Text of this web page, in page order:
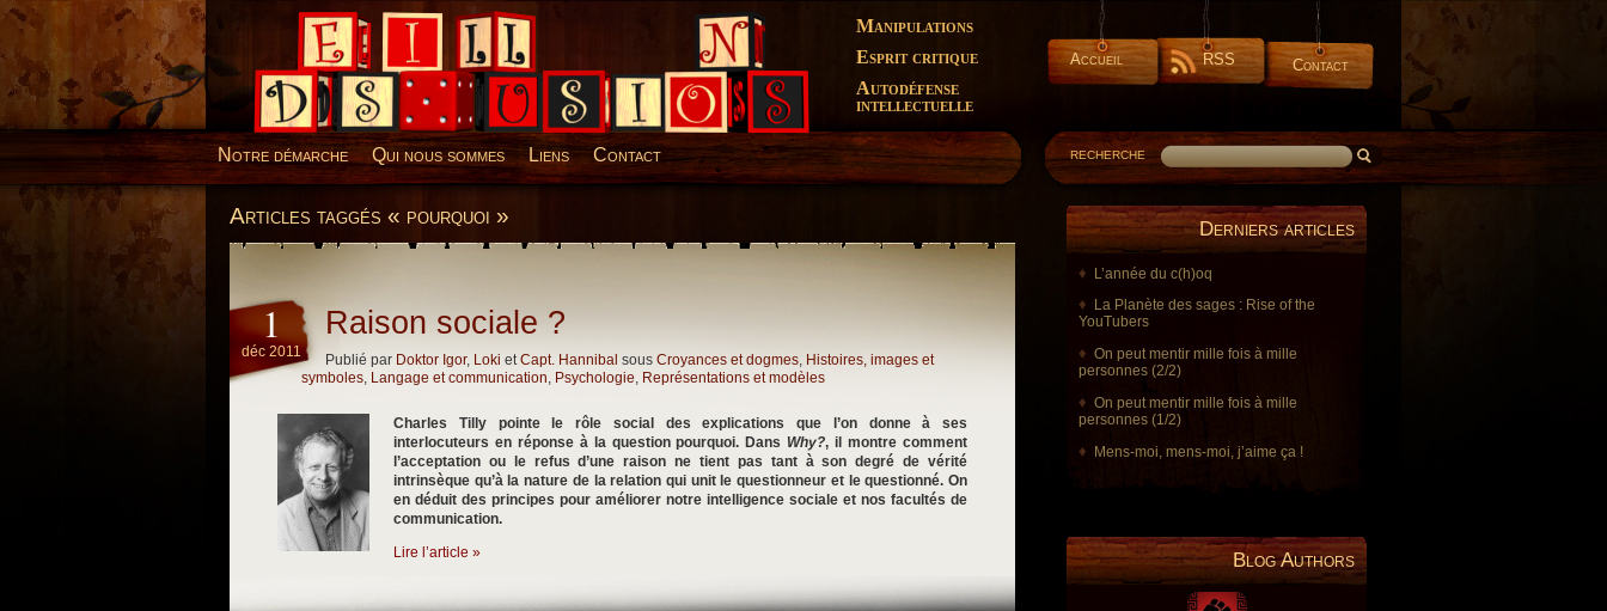
Desillusions
Manipulations
Esprit critique
Autodéfense
intellectuelle
Accueil RSS Contact
Notre démarche Qui nous sommes Liens Contact RECHERCHE
Articles taggés « pourquoi »
1
déc 2011
Raison sociale ?
Publié par Doktor Igor, Loki etCapt. Hannibal sous Croyances et dogmes, Histoires, images et
symboles, Langage et communication, Psychologie, Représentations et modèles
Charles Tilly pointe le rôle social des explications que l’on donne à ses
interlocuteurs en réponse à la question pourquoi. Dans Why?, il montre comment
l’acceptation ou le refus d’une raison ne tient pas tant à son degré de vérité
intrinsèque qu’à la nature de la relation qui unit le questionneur et le questionné. On
en déduit des principes pour améliorer notre intelligence sociale et nos facultés de
communication.
Lire l’article »
Derniers articles
L’année du c(h)oq
La Planète des sages : Rise of the
YouTubers
On peut mentir mille fois à mille
personnes (2/2)
On peut mentir mille fois à mille
personnes (1/2)
Mens-moi, mens-moi, j’aime ça !
Blog Authors